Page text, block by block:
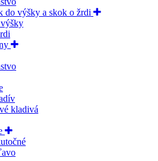
do výšky a skok o žrdi
kladivá